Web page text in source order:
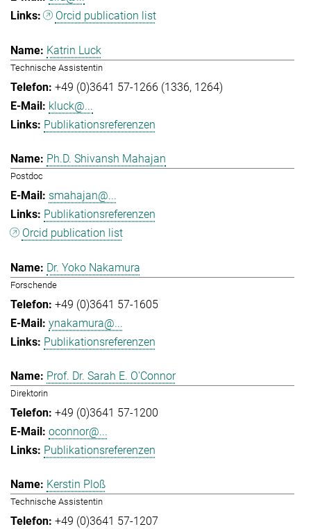
Orcid publication list
Katrin Luck
Technische Assistentin
+49 (0)3641 57-1266 (1336, 1264)
kluck@...
Publikationsreferenzen
Ph.D. Shivansh Mahajan
Postdoc
smahajan@...
Publikationsreferenzen
Orcid publication list
Dr. Yoko Nakamura
Forschende
+49 (0)3641 57-1605
ynakamura@...
Publikationsreferenzen
Prof. Dr. Sarah E. O'Connor
Direktorin
+49 (0)3641 57-1200
oconnor@...
Publikationsreferenzen
Kerstin Ploß
Technische Assistentin
+49 (0)3641 57-1207